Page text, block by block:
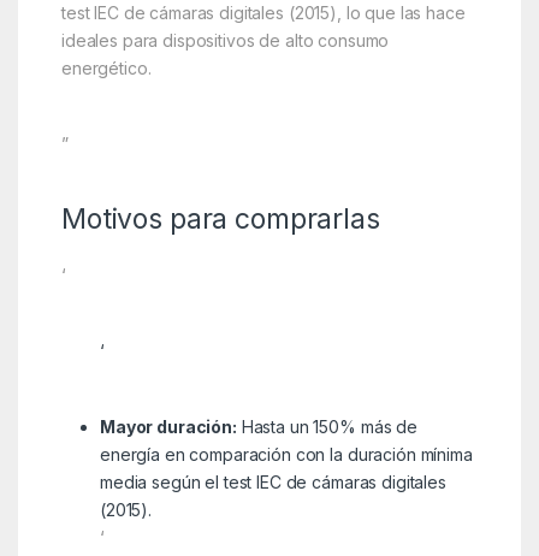
test IEC de cámaras digitales (2015), lo que las hace
ideales para dispositivos de alto consumo
energético.
”
Motivos para comprarlas
‘
‘
Mayor duración: Hasta un 150% más de
energía en comparación con la duración mínima
media según el test IEC de cámaras digitales
(2015).
‘